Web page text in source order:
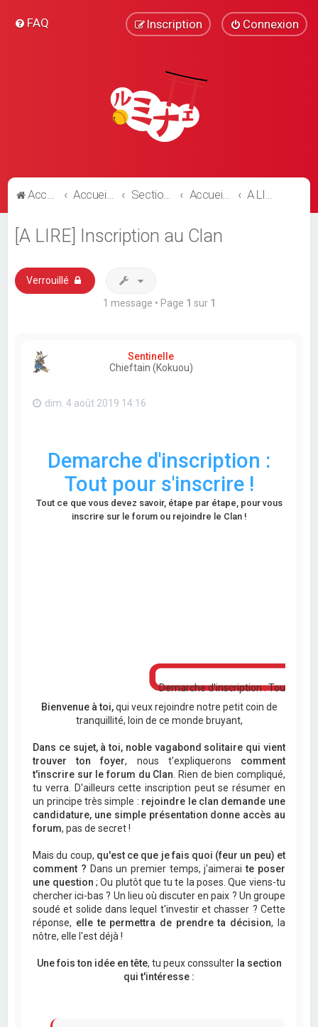
FAQ Connexion
Inscription
Accueil Accueil du forum Section communautaire Accueil du forum A LIRE - Tout pour vous inscrire !
[A LIRE] Inscription au Clan
Verrouillé
1 message • Page 1 sur 1
Sentinelle
Chieftain (Kokuou)
dim. 4 août 2019 14:16
Demarche d'inscription :
Tout pour s'inscrire !
Tout ce que vous devez savoir, étape par étape, pour vous
inscrire sur le forum ou rejoindre le Clan !
Demarche d'inscription : Tout pour
Bienvenue à toi,qui veux rejoindre notre petit coin de
tranquillité, loin de ce monde bruyant,
Dans ce sujet, à toi, noble vagabond solitaire qui vient
trouver ton foyer, nous t'expliquerons comment
t'inscrire sur le forum du Clan. Rien de bien compliqué,
tu verra. D'ailleurs cette inscription peut se résumer en
un principe très simple : rejoindre le clan demande une
candidature, une simple présentation donne accès au
forum, pas de secret !
Mais du coup, qu'est ce que je fais quoi (feur un peu) et
comment ? Dans un premier temps, j'aimeraite poser
une question ; Ou plutôt que tu te la poses. Que viens-tu
chercher ici-bas ? Un lieu où discuter en paix ? Un groupe
soudé et solide dans lequel t'investir et chasser ? Cette
réponse, elle te permettra de prendre ta décision, la
nôtre, elle l'est déjà !
Une fois ton idée en tête, tu peux conssulter la section
qui t'intéresse :